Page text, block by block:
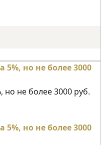
но не более 3000 руб.